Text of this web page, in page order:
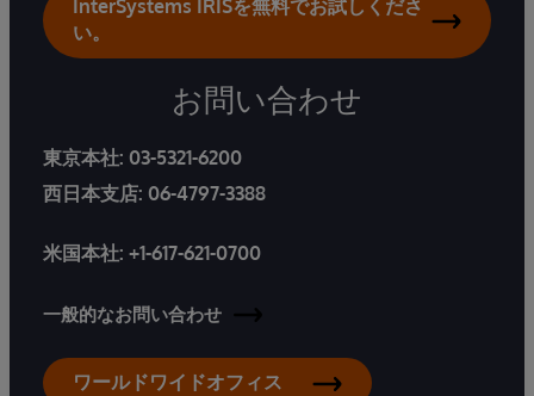
InterSystems IRISを無料でお試しくださ
い。
お問い合わせ
東京本社: 03-5321-6200
西日本支店: 06-4797-3388
米国本社: +1-617-621-0700
一般的なお問い合わせ
ワールドワイドオフィス